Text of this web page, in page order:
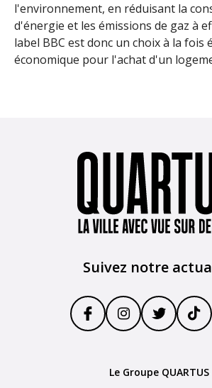
l'environnement, en réduisant la
d'énergie et les émissions de gaz à
label BBC est donc un choix à la fois
économique pour l'achat d'un
Suivez notre
Le Groupe QUARTUS